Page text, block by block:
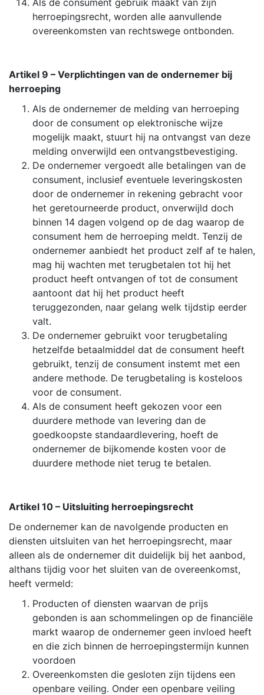
herroepingsrecht, worden alle aanvullende
overeenkomsten van rechtswege ontbonden.
Artikel 9 – Verplichtingen van de ondernemer bij
herroeping
Als de ondernemer de melding van herroeping
door de consument op elektronische wijze
mogelijk maakt, stuurt hij na ontvangst van deze
melding onverwijld een ontvangstbevestiging.
De ondernemer vergoedt alle betalingen van de
consument, inclusief eventuele leveringskosten
door de ondernemer in rekening gebracht voor
het geretourneerde product, onverwijld doch
binnen 14 dagen volgend op de dag waarop de
consument hem de herroeping meldt. Tenzij de
ondernemer aanbiedt het product zelf af te halen,
mag hij wachten met terugbetalen tot hij het
product heeft ontvangen of tot de consument
aantoont dat hij het product heeft
teruggezonden, naar gelang welk tijdstip eerder
valt.
De ondernemer gebruikt voor terugbetaling
hetzelfde betaalmiddel dat de consument heeft
gebruikt, tenzij de consument instemt met een
andere methode. De terugbetaling is kosteloos
voor de consument.
Als de consument heeft gekozen voor een
duurdere methode van levering dan de
goedkoopste standaardlevering, hoeft de
ondernemer de bijkomende kosten voor de
duurdere methode niet terug te betalen.
Artikel 10 – Uitsluiting herroepingsrecht
De ondernemer kan de navolgende producten en
diensten uitsluiten van het herroepingsrecht, maar
alleen als de ondernemer dit duidelijk bij het aanbod,
althans tijdig voor het sluiten van de overeenkomst,
heeft vermeld:
Producten of diensten waarvan de prijs
gebonden is aan schommelingen op de financiële
markt waarop de ondernemer geen invloed heeft
en die zich binnen de herroepingstermijn kunnen
voordoen
Overeenkomsten die gesloten zijn tijdens een
openbare veiling. Onder een openbare veiling